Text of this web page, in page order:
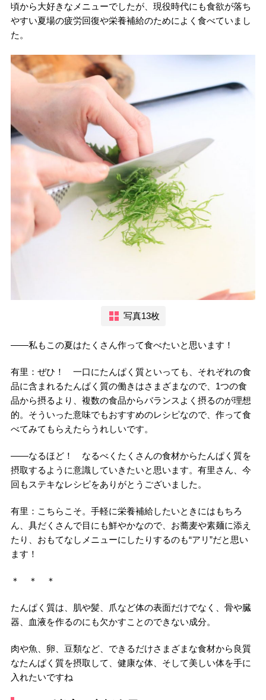
頃から大好きなメニューでしたが、現役時代にも食欲が落ち
やすい夏場の疲労回復や栄養補給のためによく食べていまし
た。
写真13枚
――私もこの夏はたくさん作って食べたいと思います！
有里：ぜひ！ 一口にたんぱく質といっても、それぞれの食
品に含まれるたんぱく質の働きはさまざまなので、1つの食
品から摂るより、複数の食品からバランスよく摂るのが理想
的。そういった意味でもおすすめのレシピなので、作って食
べてみてもらえたらうれしいです。
――なるほど！ なるべくたくさんの食材からたんぱく質を
摂取するように意識していきたいと思います。有里さん、今
回もステキなレシピをありがとうございました。
有里：こちらこそ。手軽に栄養補給したいときにはもちろ
ん、具だくさんで目にも鮮やかなので、お蕎麦や素麺に添え
たり、おもてなしメニューにしたりするのも“アリ”だと思い
ます！
＊ ＊ ＊
たんぱく質は、肌や髪、爪など体の表面だけでなく、骨や臓
器、血液を作るのにも欠かすことのできない成分。
肉や魚、卵、豆類など、できるだけさまざまな食材から良質
なたんぱく質を摂取して、健康な体、そして美しい体を手に
入れたいですね